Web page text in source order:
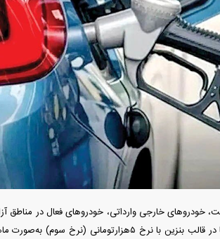
خودرو‌های خارجی وارداتی، خودرو‌های فعال در مناطق
پلاک دولتی از سازوکار نرخ‌های قبلی حذف شده‌اند و سهمیه آنها در قالب بنزین با
جهش گواهی
مناطق آزاد
امتیاز واردات خودرو ۳ میلیارد
جدید در بازار خودرو چیست؟